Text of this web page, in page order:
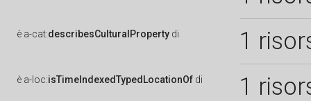
è a-cat:describesCulturalProperty di 1
è a-loc:isTimeIndexedTypedLocationOf di 1